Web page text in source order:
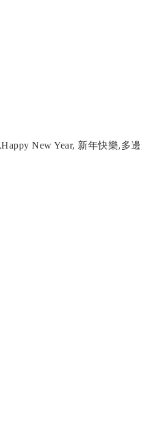
New Year, 新年快樂,多